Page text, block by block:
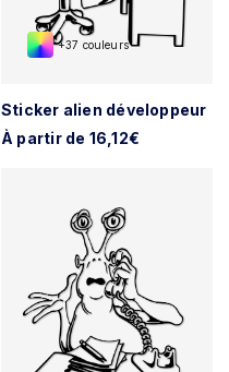
+37 couleurs
Sticker alien développeur
À partir de 16,12€